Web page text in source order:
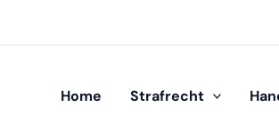
Home Strafrecht